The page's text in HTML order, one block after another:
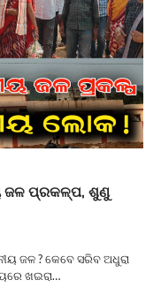
ଜଳ ପ୍ରକଳ୍ପ, ଶୁଣୁ
ଜଳ ? କେବେ ସରିବ ଅଧୁରା
ଖଇରା…